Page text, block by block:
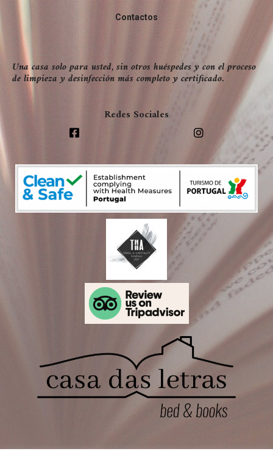
Contactos
Una casa solo para usted, sin otros huéspedes y con el proceso
de limpieza y desinfección más completo y certificado.
Redes Sociales